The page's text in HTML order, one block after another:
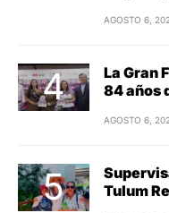
AGOSTO 6,
La Gran
84 años
AGOSTO 6,
Tulum